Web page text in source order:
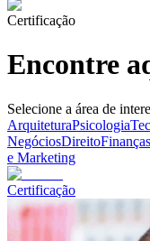
Certificação
Encontre
Selecione a área de
ArquiteturaPsicologia
NegóciosDireitoFinanças
e Marketing
Certificação